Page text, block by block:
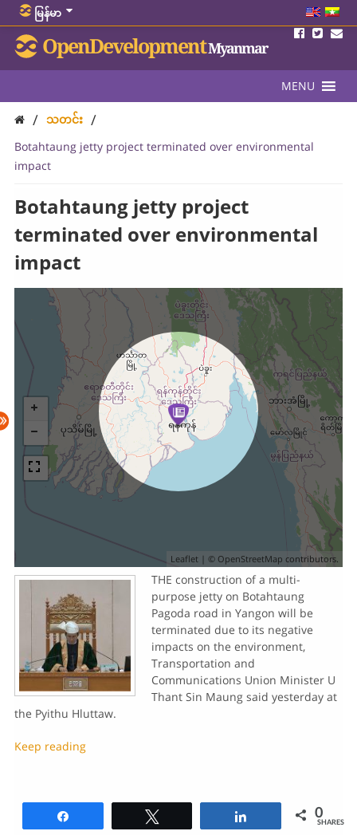
မြန်မာ
OpenDevelopmentMyanmar
MENU
/ သတင်း /
Botahtaung jetty project terminated over environmental
impact
Botahtaung jetty project
terminated over environmental
impact
Leaflet | © OpenStreetMap contributors.
THE construction of a multi-
purpose jetty on Botahtaung
Pagoda road in Yangon will be
terminated due to its negative
impacts on the environment,
Transportation and
Communications Union Minister U
Thant Sin Maung said yesterday at
the Pyithu Hluttaw.
Keep reading
0
SHARES